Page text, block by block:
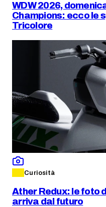
WDW 2026,
Champions: ecco le
Tricolore
Curiosità
Ather Redux: le foto
arriva dal futuro